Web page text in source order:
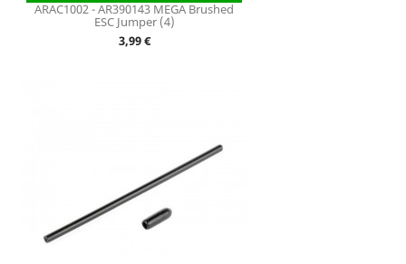
ARAC1002 - AR390143 MEGA Brushed
ESC Jumper (4)
Prix
3,99 €